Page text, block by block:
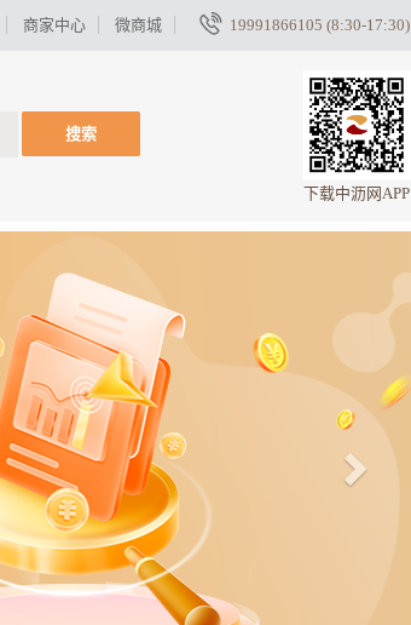
商家中心 微商城 19991866105 (8:30-17:30)
搜索
下载中沥网APP